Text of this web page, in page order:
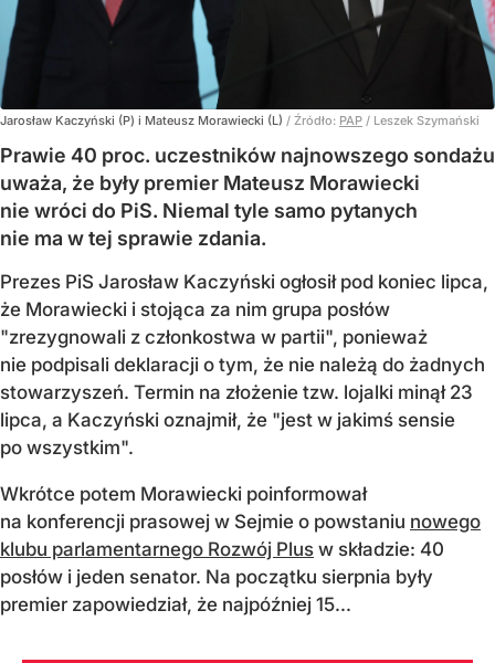
Jarosław Kaczyński (P) i Mateusz Morawiecki (L) / Źródło: PAP / Leszek Szymański
Prawie 40 proc. uczestników najnowszego sondażu
uważa, że były premier Mateusz Morawiecki
nie wróci do PiS. Niemal tyle samo pytanych
nie ma w tej sprawie zdania.
Prezes PiS Jarosław Kaczyński ogłosił pod koniec lipca,
że Morawiecki i stojąca za nim grupa posłów
"zrezygnowali z członkostwa w partii", ponieważ
nie podpisali deklaracji o tym, że nie należą do żadnych
stowarzyszeń. Termin na złożenie tzw. lojalki minął 23
lipca, a Kaczyński oznajmił, że "jest w jakimś sensie
po wszystkim".
Wkrótce potem Morawiecki poinformował
na konferencji prasowej w Sejmie o powstaniu nowego
klubu parlamentarnego Rozwój Plus w składzie: 40
posłów i jeden senator. Na początku sierpnia były
premier zapowiedział, że najpóźniej 15...